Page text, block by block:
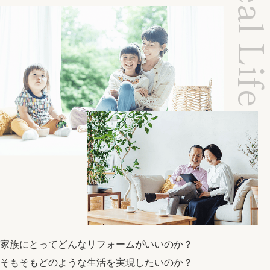
家族にとってどんなリフォームがいいのか？
そもそもどのような生活を実現したいのか？